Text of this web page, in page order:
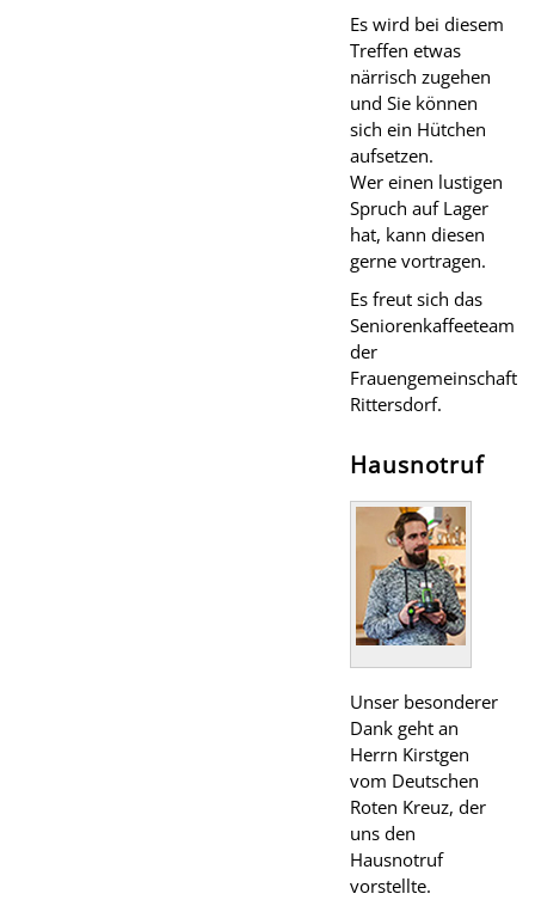
Es wird bei diesem
Treffen etwas
närrisch zugehen
und Sie können
sich ein Hütchen
aufsetzen.
Wer einen lustigen
Spruch auf Lager
hat, kann diesen
gerne vortragen.
Es freut sich das
Seniorenkaffeeteam
der
Frauengemeinschaft
Rittersdorf.
Hausnotruf
Unser besonderer
Dank geht an
Herrn Kirstgen
vom Deutschen
Roten Kreuz, der
uns den
Hausnotruf
vorstellte.